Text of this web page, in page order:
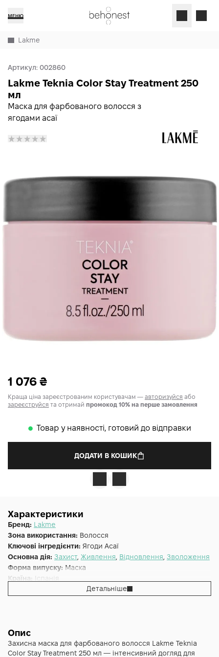
МЕНЮ
Lakme
Артикул: 002860
Маска для фарбованого волосся з
ягодами асаї
Lakme Teknia Color Stay Treatment 250
мл
1 076 ₴
Краща ціна зареєстрованим користувачам — авторизуйся або
зареєструйся та отримай промокод 10% на перше замовлення
𒊹 Товар у наявності, готовий до відправки
ДОДАТИ В КОШИК
Характеристики
Бренд: Lakme
Зона використання: Волосся
Ключові інгредієнти: Ягоди Асаї
Основна дія: Захист, Живлення, Відновлення, Зволоження
Форма випуску: Маска
Країна:
Іспанія
ПофарбованеДетальніше
Опис
Захисна маска для фарбованого волосся Lakme Teknia
Color Stay Treatment 250 мл — інтенсивний догляд для